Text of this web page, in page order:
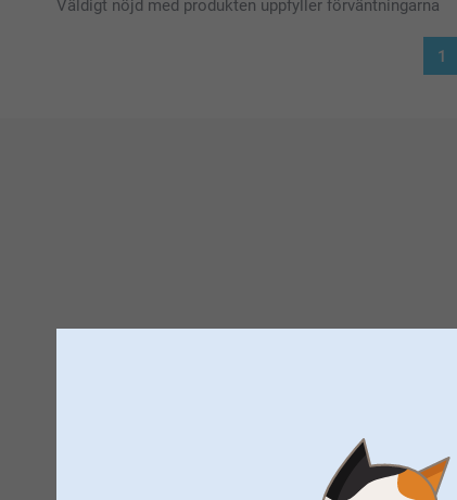
Väldigt nöjd med produkten uppfyller förväntningarna
1